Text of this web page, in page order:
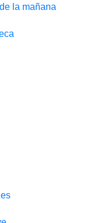
la mañana